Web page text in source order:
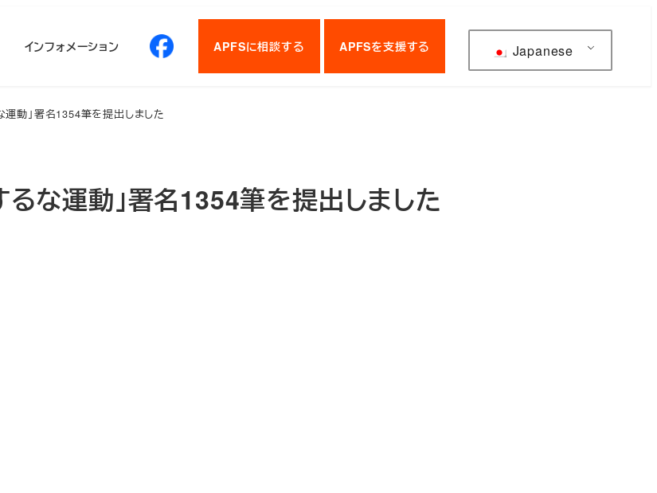
インフォメーション APFSに相談する APFSを支援する Japanese
動」署名1354筆を提出しました
な運動」署名1354筆を提出しました